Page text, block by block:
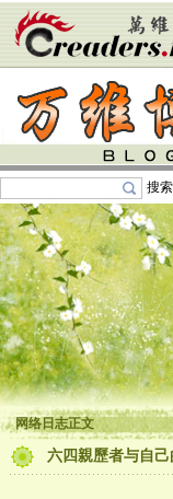
搜
网络日志正文
六四親歷者与自